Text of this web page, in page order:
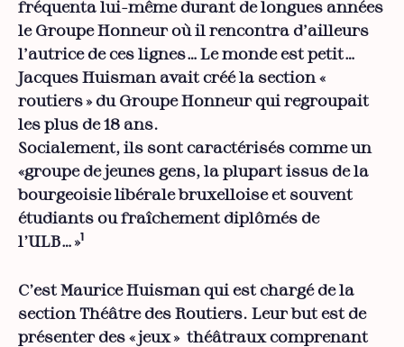
fréquenta lui-même durant de longues années
le Groupe Honneur où il rencontra d'ailleurs
l'autrice de ces lignes… Le monde est petit…
Jacques Huisman avait créé la section «
routiers » du Groupe Honneur qui regroupait
les plus de 18 ans.
Socialement, ils sont caractérisés comme un
«groupe de jeunes gens, la plupart issus de la
bourgeoisie libérale bruxelloise et souvent
étudiants ou fraîchement diplômés de
l’ULB… »1
C’est Maurice Huisman qui est chargé de la
section Théâtre des Routiers. Leur but est de
présenter des « jeux » théâtraux comprenant